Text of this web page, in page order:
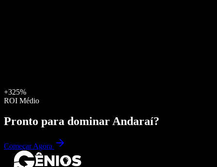
+325%
ROI Médio
Pronto para dominar Andaraí?
Começar Agora